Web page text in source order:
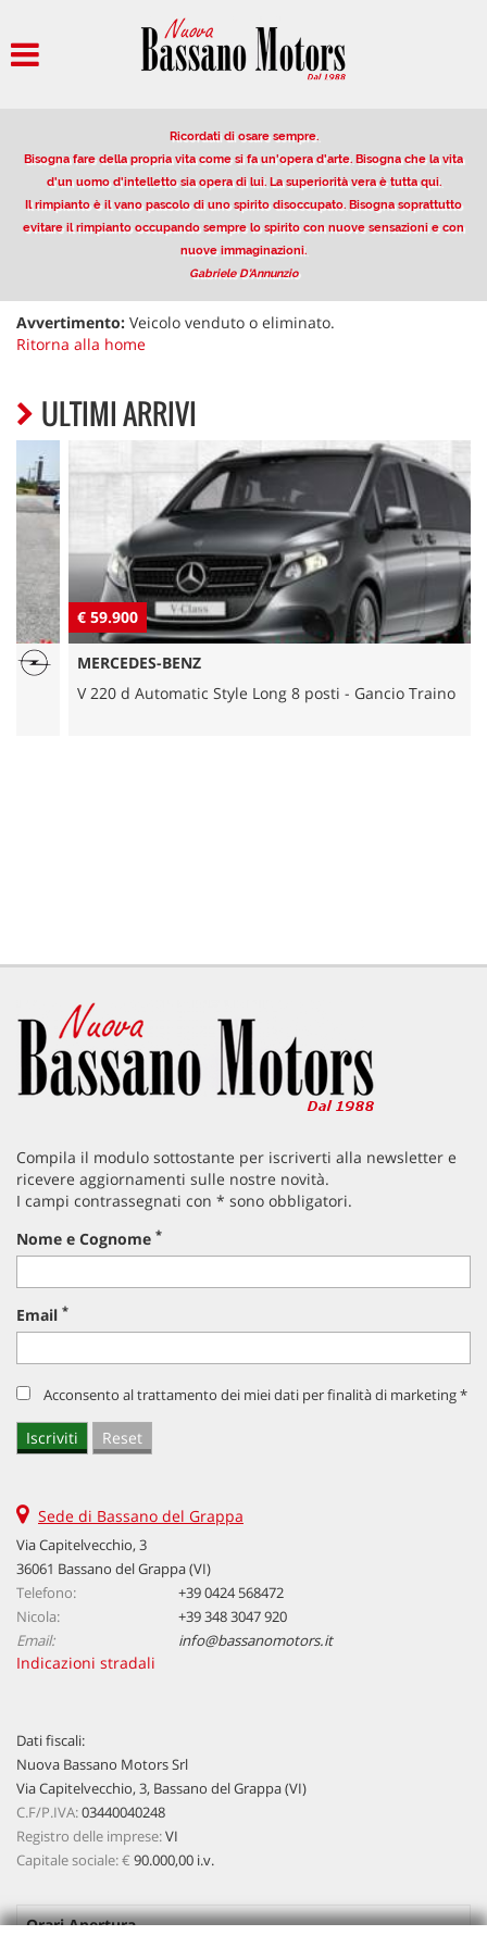
PARCO AUTO
AUTO IN VETRINA
NOLEGGIO
OFFERTE NOLEGGIO LUNGO
TERMINE
DESCRIZIONE DEL SERVIZIO
NLT
NOLEGGIO A BREVE TERMINE
ASSISTENZA
Ricordati di osare sempre.
Bisogna fare della propria vita come si fa un'opera d'arte. Bisogna che la vita
d'un uomo d'intelletto sia opera di lui. La superiorità vera è tutta qui.
Il rimpianto è il vano pascolo di uno spirito disoccupato. Bisogna soprattutto
evitare il rimpianto occupando sempre lo spirito con nuove sensazioni e con
nuove immaginazioni.
Gabriele D'Annunzio
Avvertimento: Veicolo venduto o eliminato.
Ritorna alla home
ULTIMI ARRIVI
€ 59.900
MERCEDES-BENZ
V 220 d Automatic Style Long 8 posti - Gancio Traino
Compila il modulo sottostante per iscriverti alla newsletter e
ricevere aggiornamenti sulle nostre novità.
I campi contrassegnati con * sono obbligatori.
Nome e Cognome *
Email *
Acconsento al trattamento dei miei dati per finalità di marketing *
Sede di Bassano del Grappa
Via Capitelvecchio, 3
36061 Bassano del Grappa (VI)
Telefono:
+39 0424 568472
Nicola:
+39 348 3047 920
Email:
info@bassanomotors.it
Indicazioni stradali
Dati fiscali:
Nuova Bassano Motors Srl
Via Capitelvecchio, 3, Bassano del Grappa (VI)
C.F/P.IVA:03440040248
Registro delle imprese:VI
Capitale sociale: € 90.000,00 i.v.
Orari Apertura